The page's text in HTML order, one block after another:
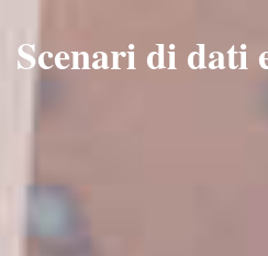
Scenari di dati